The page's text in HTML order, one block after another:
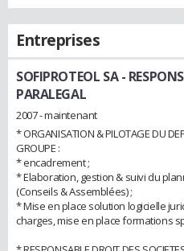
Entreprises
SOFIPROTEOL SA-
PARALEGAL
2007 - maintenant
* ORGANISATION & PILOTAGE DU
GROUPE :
* encadrement ;
* Elaboration, gestion & suivi du
(Conseils & Assemblées) ;
* Mise en place solution logicielle
charges, mise en place formations